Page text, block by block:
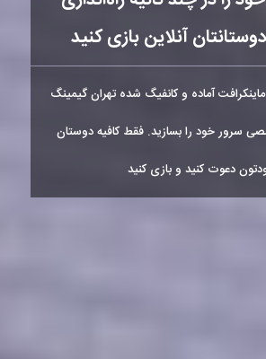
آنلاین بازی کنید
ماینکرافت آماده و کانفیگ شده تهران گیمینگ
سرور خود را بسازید. فقط کافیه دوستان
دعوت کنید و بازی کنید